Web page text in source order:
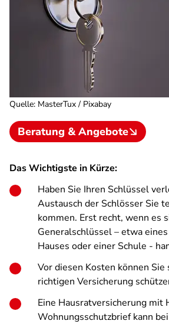
Quelle: MasterTux / Pixabay
Beratung & Angebote
Das Wichtigste in Kürze:
Haben Sie Ihren Schlüssel
Austausch der Schlösser Sie
kommen. Erst recht, wenn es
Generalschlüssel – etwa
Hauses oder einer Schule -
Vor diesen Kosten können Sie
richtigen Versicherung
Eine Hausratversicherung mit
Wohnungsschutzbrief kann